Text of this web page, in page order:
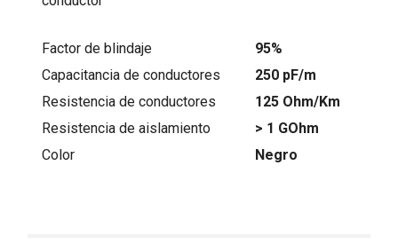
Factor de blindaje
95%
Capacitancia de conductores
250 pF/m
Resistencia de conductores
125 Ohm/Km
Resistencia de aislamiento
> 1 GOhm
Color
Negro